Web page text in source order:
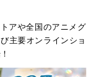
アや全国のアニメグ
主要オンラインショ